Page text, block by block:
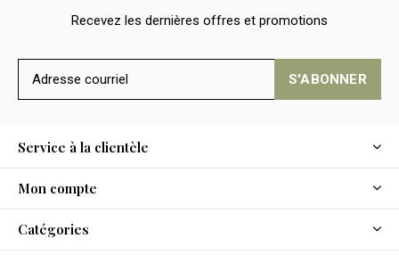
Recevez les dernières offres et promotions
S'ABONNER
Service à la clientèle
Mon compte
Catégories